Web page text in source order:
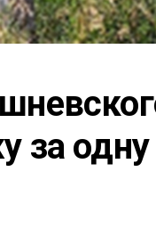
за одну